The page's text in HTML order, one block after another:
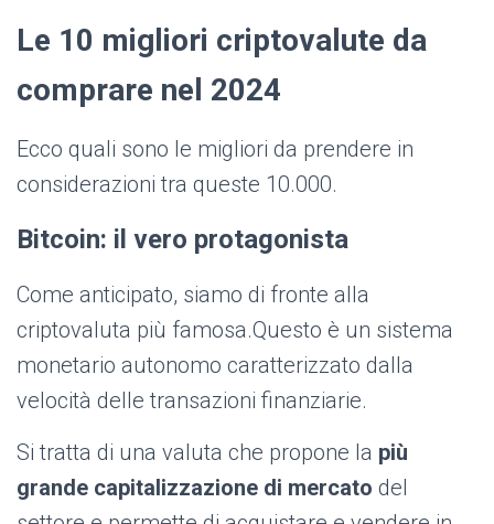
Le 10 migliori criptovalute da
comprare nel 2024
Ecco quali sono le migliori da prendere in
considerazioni tra queste 10.000.
Bitcoin: il vero protagonista
Come anticipato, siamo di fronte alla
criptovaluta più famosa.Questo è un sistema
monetario autonomo caratterizzato dalla
velocità delle transazioni finanziarie.
Si tratta di una valuta che propone la più
grande capitalizzazione di mercato del